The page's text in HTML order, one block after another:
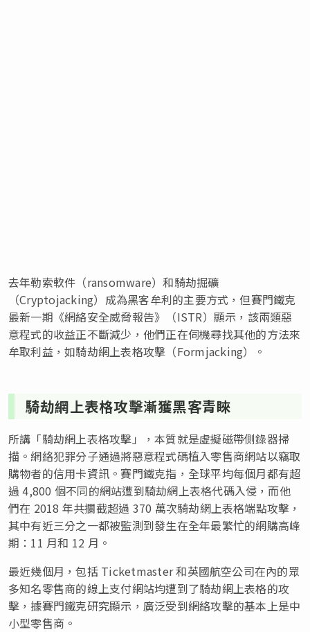
去年勒索軟件（ransomware）和騎劫掘礦
（Cryptojacking）成為黑客牟利的主要方式，但賽門鐵克
最新一期《網絡安全威脅報告》（ISTR）顯示，該兩類惡
意程式的收益正不斷減少，他們正在伺機尋找其他的方法來
牟取利益，如騎劫網上表格攻擊（Formjacking）。
騎劫網上表格攻擊漸獲黑客青睞
所講「騎劫網上表格攻擊」，本質就是虛擬磁帶側錄器掃
描。網絡犯罪分子通過將惡意程式碼植入零售商網站以竊取
購物者的信用卡資訊。賽門鐵克指，全球平均每個月都有超
過 4,800 個不同的網站遭到騎劫網上表格代碼入侵，而他
們在 2018 年共攔截超過 370 萬次騎劫網上表格端點攻擊，
其中有近三分之一都被監測到發生在全年最繁忙的網購高峰
期：11 月和 12 月。
最近幾個月，包括 Ticketmaster 和英國航空公司在內的眾
多知名零售商的線上支付網站均遭到了騎劫網上表格的攻
擊，據賽門鐵克研究顯示，廣泛受到網絡攻擊的基本上是中
小型零售商。